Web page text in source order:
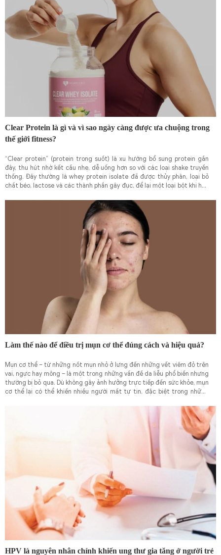
Clear Protein là gì và vì sao ngày càng được ưa chuộng trong
thế giới fitness?
“Clear protein” (protein trong suốt) là xu hướng bổ sung protein gần
đây, thu hút nhờ kết cấu nhẹ, dễ uống hơn so với các loại shake truyền
thống. Đây thường là whey protein isolate đã được thủy phân, loại bỏ
chất béo, lactose và các thành phần gây đục, để lại một loại bột khi hòa
protein cao nhưng ít calo, chất béo và carbohydrate.
Làm thế nào để điều trị mụn cơ thể đúng cách và hiệu quả?
Mụn cơ thể – từ những nốt mụn nhỏ ở lưng đến những vết viêm đỏ trên
vai, ngực hay mông – là một trong những vấn đề da liễu phổ biến nhưng
thường bị bỏ qua. Dù không gây ảnh hưởng trực tiếp đến sức khỏe, mụn
cơ thể lại có thể khiến nhiều người mất tự tin, đặc biệt trong những
HPV là nguyên nhân chính khiến ung thư gia tăng ở người trẻ